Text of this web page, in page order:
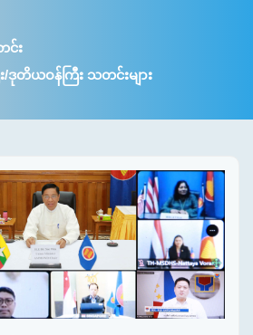
း
/ဒုတိယဝန်ကြီး သတင်းများ